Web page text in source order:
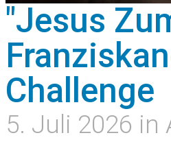
"Jesus
Challenge
5. Juli 2026 in